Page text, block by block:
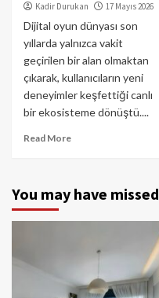
Kadir Durukan 17 Mayıs 2026
Dijital oyun dünyası son
yıllarda yalnızca vakit
geçirilen bir alan olmaktan
çıkarak, kullanıcıların yeni
deneyimler keşfettiği canlı
bir ekosisteme dönüştü....
Read More
You may have missed